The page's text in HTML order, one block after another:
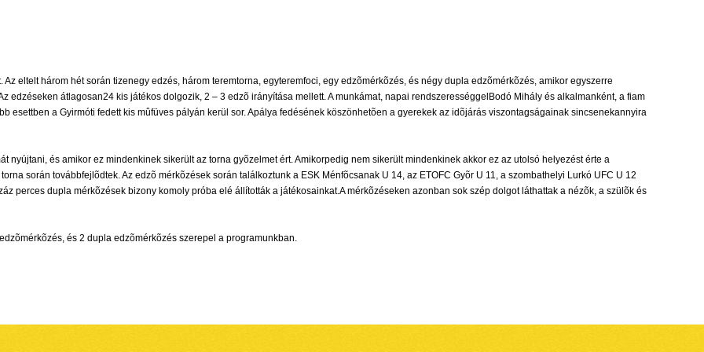
eltelt három hét során tizenegy edzés, három teremtorna, egyteremfoci, egy edzõmérkõzés, és négy dupla edzõmérkõzés, amikor egyszerre
edzéseken átlagosan24 kis játékos dolgozik, 2 – 3 edzõ irányítása mellett. A munkámat, napai rendszerességgelBodó Mihály és alkalmanként, a fiam
esettben a Gyirmóti fedett kis mûfüves pályán kerül sor. Apálya fedésének köszönhetõen a gyerekek az idõjárás viszontagságainak sincsenekannyira
nyújtani, és amikor ez mindenkinek sikerült az torna gyõzelmet ért. Amikorpedig nem sikerült mindenkinek akkor ez az utolsó helyezést érte a
során továbbfejlõdtek. Az edzõ mérkõzések során találkoztunk a ESK Ménfõcsanak U 14, az ETOFC Gyõr U 11, a szombathelyi Lurkó UFC U 12
perces dupla mérkõzések bizony komoly próba elé állították a játékosainkat.A mérkõzéseken azonban sok szép dolgot láthattak a nézõk, a szülõk és
és 2 dupla edzõmérkõzés szerepel a programunkban.